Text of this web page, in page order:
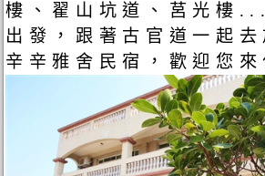
樓、翟山坑道、莒光樓
出發，跟著古官道一起
辛辛雅舍民宿，歡迎您來